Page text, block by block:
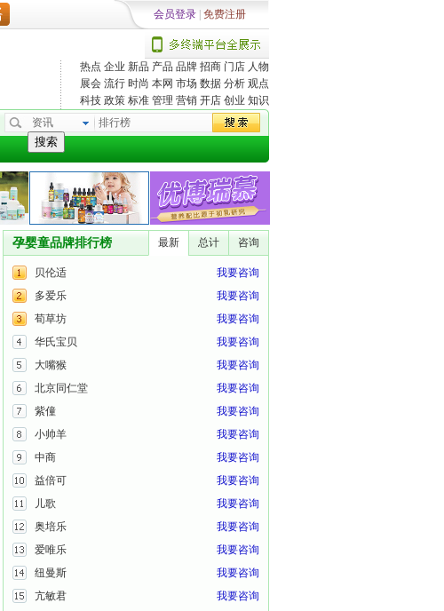
会员登录 免费注册
热点 企业 新品 产品 品牌 招商 门店 人物
展会 流行 时尚 本网 市场 数据 分析 观点
科技 政策 标准 管理 营销 开店 创业 知识
资讯
搜索
孕婴童品牌排行榜 最新 总计 咨询
我要咨询
贝伦适
我要咨询
多爱乐
我要咨询
荀草坊
我要咨询
华氏宝贝
我要咨询
大嘴猴
我要咨询
北京同仁堂
我要咨询
紫僮
我要咨询
小帅羊
我要咨询
中商
我要咨询
益倍可
我要咨询
儿歌
我要咨询
奥培乐
我要咨询
爱唯乐
我要咨询
纽曼斯
我要咨询
亢敏君